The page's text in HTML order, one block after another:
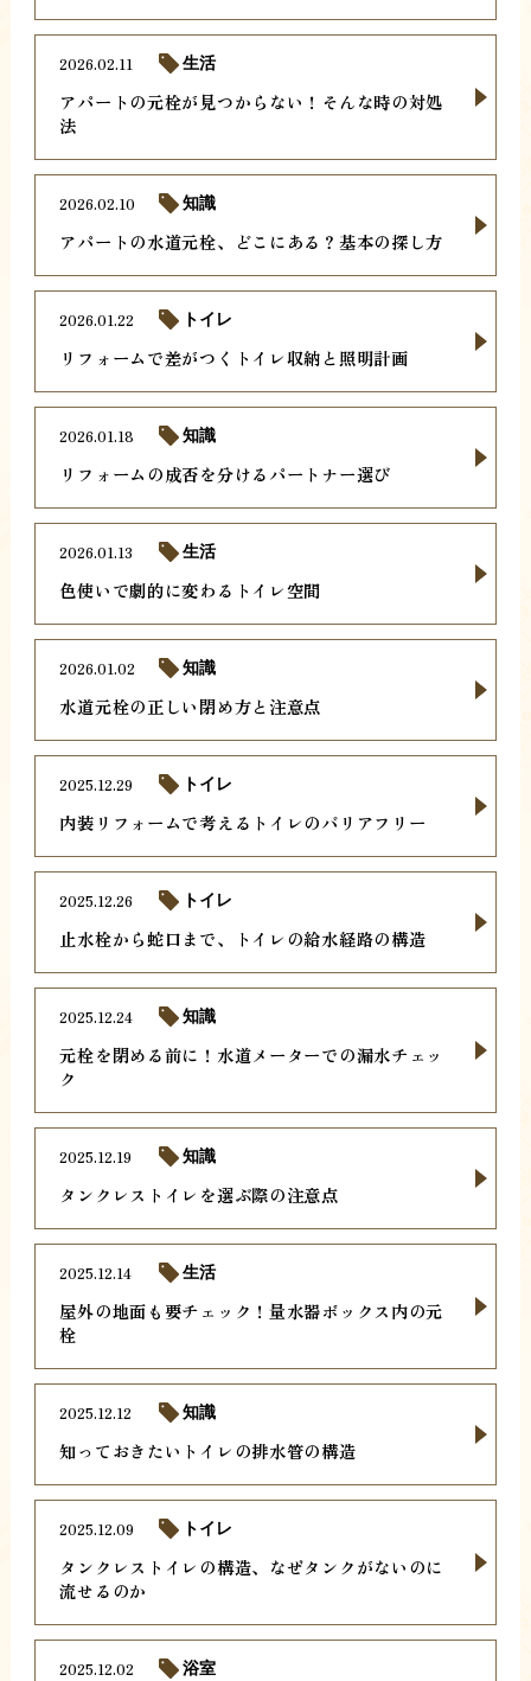
アパートの元栓が見つからない！そんな時の対処
法
2026.02.11 生活
アパートの水道元栓、どこにある？基本の探し方
2026.02.10 知識
リフォームで差がつくトイレ収納と照明計画
2026.01.22 トイレ
リフォームの成否を分けるパートナー選び
2026.01.18 知識
色使いで劇的に変わるトイレ空間
2026.01.13 生活
水道元栓の正しい閉め方と注意点
2026.01.02 知識
内装リフォームで考えるトイレのバリアフリー
2025.12.29 トイレ
止水栓から蛇口まで、トイレの給水経路の構造
2025.12.26 トイレ
元栓を閉める前に！水道メーターでの漏水チェッ
ク
2025.12.24 知識
タンクレストイレを選ぶ際の注意点
2025.12.19 知識
屋外の地面も要チェック！量水器ボックス内の元
栓
2025.12.14 生活
知っておきたいトイレの排水管の構造
2025.12.12 知識
タンクレストイレの構造、なぜタンクがないのに
流せるのか
2025.12.09 トイレ
2025.12.02 浴室